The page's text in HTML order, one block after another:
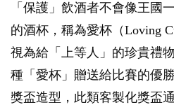
「保護」飲酒者不會像王國
的酒杯，稱為愛杯（Loving
視為給「上等人」的珍貴禮
種「愛杯」贈送給比賽的優
獎盃造型，此類客製化獎盃